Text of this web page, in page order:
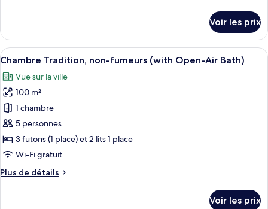
de
chambre :
Chambre
le
type
de
Chambre
Voir les prix
Afficher
toutes
les
photos
pour
ce
type
de
chambre :
Chambre
Une chambre de style japonais
10
Chambre Tradition, non-fumeurs (with Open-Air Bath)
Vue sur la ville
100 m²
1 chambre
5 personnes
3 futons (1 place) et 2 lits 1 place
Wi-Fi gratuit
Plus de détails
Plus
Voir les prix